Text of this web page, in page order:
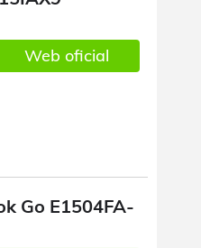
Web oficial
Go E1504FA-